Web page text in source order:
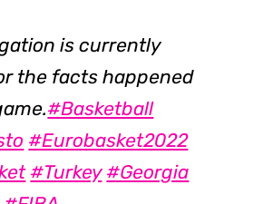
is currently
the facts happened
#Basketball
#Eurobasket2022
#Turkey #Georgia